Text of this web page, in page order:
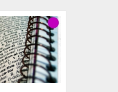
и т.п.).
В этих
–